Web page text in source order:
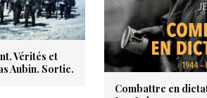
Vérités et
Aubin. Sortie.
Combattre en